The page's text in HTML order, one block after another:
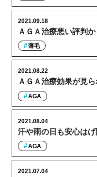
ＡＧＡ治療悪い評判
2021.09.18
薄毛
ＡＧＡ治療効果が見
2021.08.22
AGA
汗や雨の日も安心は
2021.08.04
AGA
2021.07.04